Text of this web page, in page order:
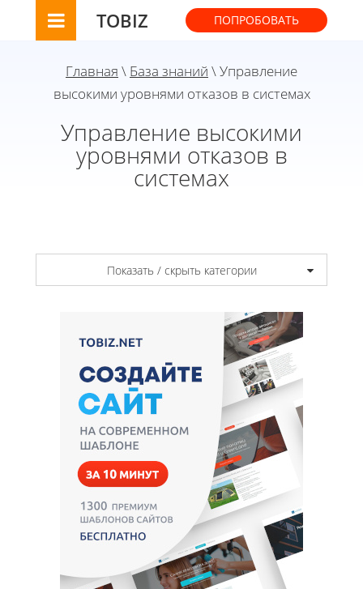
TOBIZ ПОПРОБОВАТЬ
Главная \ База знаний \ Управление
высокими уровнями отказов в системах
Управление высокими
уровнями отказов в
системах
Показать / скрыть категории